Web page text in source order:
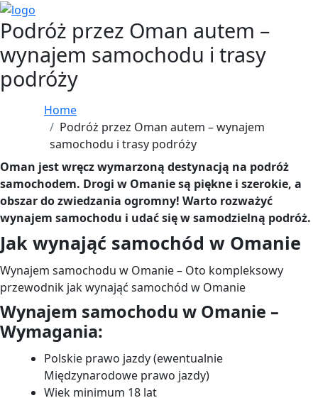
Podróż przez Oman autem –
wynajem samochodu i trasy
podróży
Home
Podróż przez Oman autem – wynajem
samochodu i trasy podróży
Oman jest wręcz wymarzoną destynacją na podróż
samochodem. Drogi w Omanie są piękne i szerokie, a
obszar do zwiedzania ogromny! Warto rozważyć
wynajem samochodu i udać się w samodzielną podróż.
Jak wynająć samochód w Omanie
Wynajem samochodu w Omanie – Oto kompleksowy
przewodnik jak wynająć samochód w Omanie
Wynajem samochodu w Omanie –
Wymagania:
Polskie prawo jazdy (ewentualnie
Międzynarodowe prawo jazdy)
Wiek minimum 18 lat